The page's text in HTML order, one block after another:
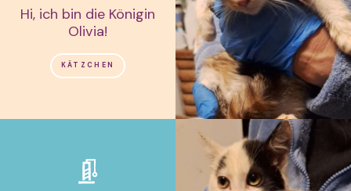
Hi, ich bin die Königin
Olivia!
KÄTZCHEN